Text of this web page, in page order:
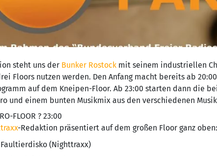
steht uns der Bunker Rostockmit seinem industriellen
Floors nutzen werden. Den Anfang macht bereits ab
auf dem Kneipen-Floor. Ab 23:00 starten dann die
und einem bunten Musikmix aus den verschiedenen
FLOOR ? 23:00
-Redaktion präsentiert auf dem großen Floor ganz oben:
Faultierdisko (Nighttraxx)